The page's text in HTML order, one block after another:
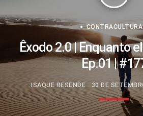
CONTRACULTURA
Êxodo 2.0 | Enquanto
Ep.01 |
ISAQUE RESENDE 30 DE